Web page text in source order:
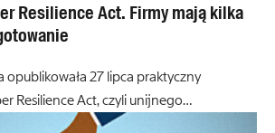
Resilience Act. Firmy mają kilka
opublikowała 27 lipca praktyczny
Resilience Act, czyli unijnego…